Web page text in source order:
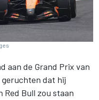
aan de Grand Prix van
geruchten dat hij
Red Bull zou staan